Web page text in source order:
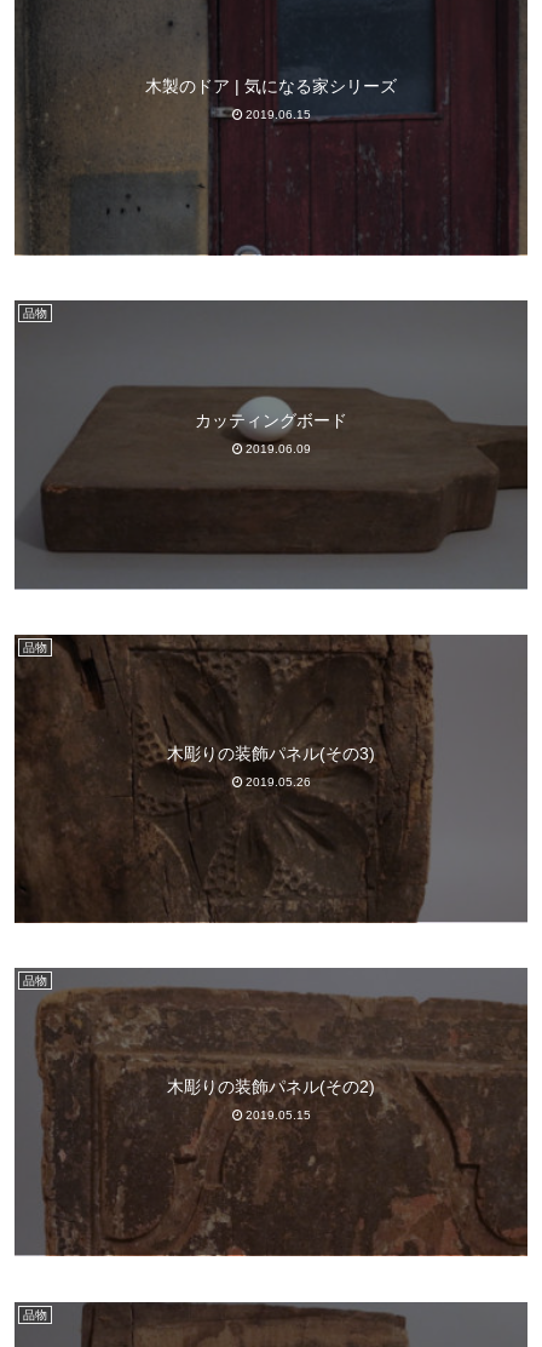
木製のドア | 気になる家シリーズ
2019.06.15
品物
カッティングボード
2019.06.09
品物
木彫りの装飾パネル(その3)
2019.05.26
品物
木彫りの装飾パネル(その2)
2019.05.15
品物